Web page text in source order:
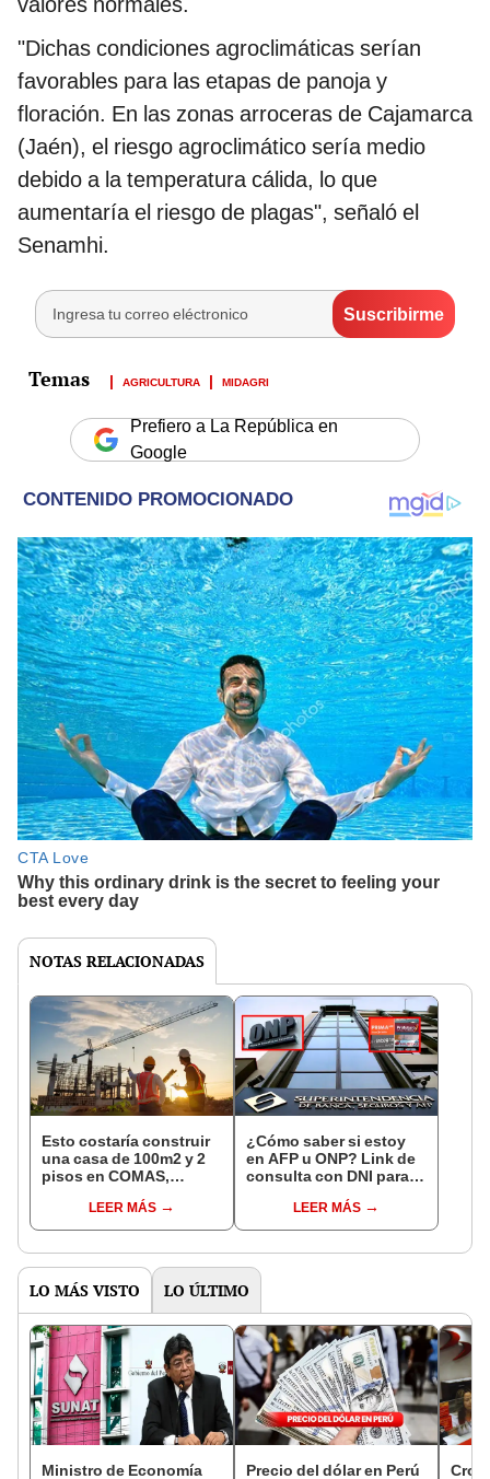
"Dichas condiciones agroclimáticas serían
favorables para las etapas de panoja y
floración. En las zonas arroceras de Cajamarca
(Jaén), el riesgo agroclimático sería medio
debido a la temperatura cálida, lo que
aumentaría el riesgo de plagas", señaló el
Senamhi.
AGRICULTURA MIDAGRI
Prefiero a La República en
Google
NOTAS RELACIONADAS
Esto costaría construir
una casa de 100m2 y 2
pisos en COMAS,
distritos de LIMA
NORTE
LEER MÁS
¿Cómo saber si estoy
en AFP u ONP? Link de
consulta con DNI para
pensiones estás
LEER MÁS
LO MÁS VISTO LO ÚLTIMO
Ministro de Economía
Precio del dólar en Perú